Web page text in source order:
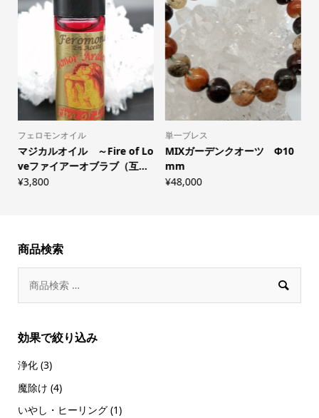
フェロモンオイル
マジカルオイル ～Fire of Lo
veファイアーオブラブ（互...
¥3,800
単一ブレス
MIXガーデンクオーツ Φ10
mm
¥48,000
商品検索

効果で絞り込み
浄化 (3)
魔除け (4)
いやし・ヒーリング (1)